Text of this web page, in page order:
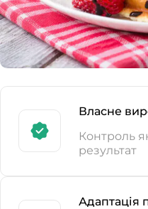
Власне
Контроль
результат
Адаптація